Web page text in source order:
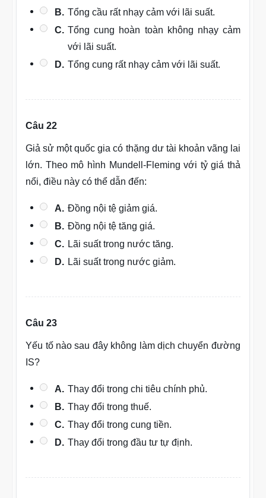
B. Tổng cầu rất nhạy cảm với lãi suất.
C. Tổng cung hoàn toàn không nhạy cảm
với lãi suất.
D. Tổng cung rất nhạy cảm với lãi suất.
Câu 22
Giả sử một quốc gia có thặng dư tài khoản vãng lai
lớn. Theo mô hình Mundell-Fleming với tỷ giá thả
nổi, điều này có thể dẫn đến:
A. Đồng nội tệ giảm giá.
B. Đồng nội tệ tăng giá.
C. Lãi suất trong nước tăng.
D. Lãi suất trong nước giảm.
Câu 23
Yếu tố nào sau đây không làm dịch chuyển đường
IS?
A. Thay đổi trong chi tiêu chính phủ.
B. Thay đổi trong thuế.
C. Thay đổi trong cung tiền.
D. Thay đổi trong đầu tư tự định.